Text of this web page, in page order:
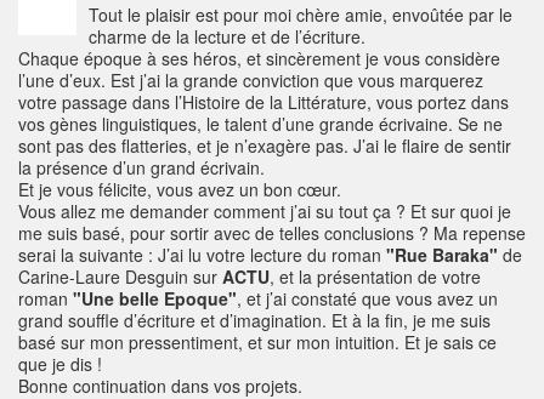
Tout le plaisir est pour moi chère amie, envoûtée par le
charme de la lecture et de l’écriture.
Chaque époque à ses héros, et sincèrement je vous considère
l’une d’eux. Est j’ai la grande conviction que vous marquerez
votre passage dans l’Histoire de la Littérature, vous portez dans
vos gènes linguistiques, le talent d’une grande écrivaine. Se ne
sont pas des flatteries, et je n’exagère pas. J’ai le flaire de sentir
la présence d’un grand écrivain.
Et je vous félicite, vous avez un bon cœur.
Vous allez me demander comment j’ai su tout ça ? Et sur quoi je
me suis basé, pour sortir avec de telles conclusions ? Ma repense
serai la suivante : J’ai lu votre lecture du roman "Rue Baraka" de
Carine-Laure Desguin sur ACTU, et la présentation de votre
roman "Une belle Epoque", et j’ai constaté que vous avez un
grand souffle d’écriture et d’imagination. Et à la fin, je me suis
basé sur mon pressentiment, et sur mon intuition. Et je sais ce
que je dis !
Bonne continuation dans vos projets.